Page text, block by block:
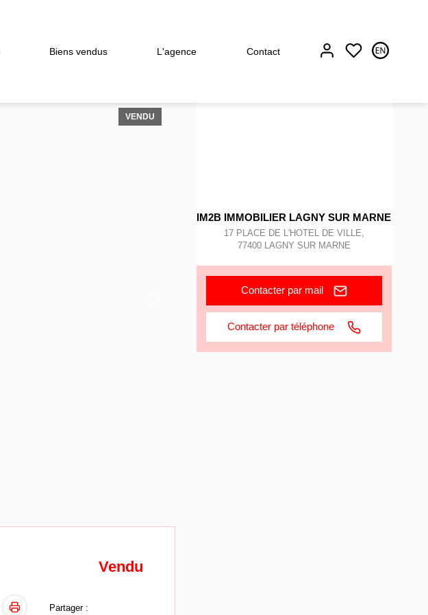
Biens vendus L'agence Contact
VENDU
Vendu
Partager :
IM2B IMMOBILIER LAGNY SUR MARNE
17 PLACE DE L'HOTEL DE VILLE,
77400 LAGNY SUR MARNE
Contacter par mail
Contacter par téléphone